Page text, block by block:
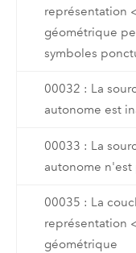
représentation
géométrique
symboles
00032 : La
autonome est
00033 : La
autonome n'est
00035 : La
représentation
géométrique